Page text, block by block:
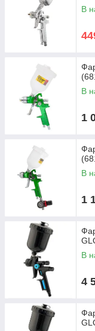
В
В
1
В
1
В
4